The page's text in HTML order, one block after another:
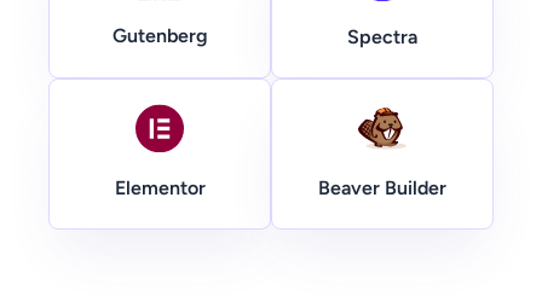
Gutenberg Spectra
Elementor Beaver Builder